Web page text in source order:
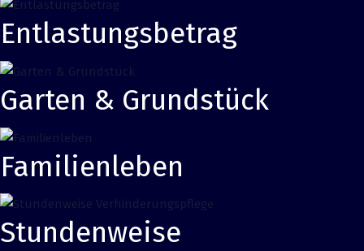
Entlastungsbetrag
Garten & Grundstück
Familienleben
Stundenweise